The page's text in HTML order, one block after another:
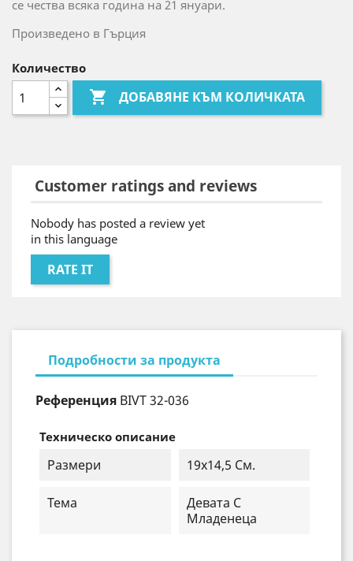
се чества всяка година на 21 януари.
Произведено в Гърция
Количество
 ДОБАВЯНЕ КЪМ КОЛИЧКАТА
Customer ratings and reviews
Nobody has posted a review yet
in this language
RATE IT
Подробности за продукта
Референция BIVT 32-036
Техническо описание
Размери 19x14,5 См.
Тема
Девата С
Младенеца